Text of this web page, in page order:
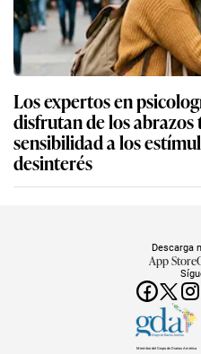
Los expertos en
disfrutan de los
sensibilidad a los
desinterés
Descarga
App Store
Miembro del Grupo de Diarios América